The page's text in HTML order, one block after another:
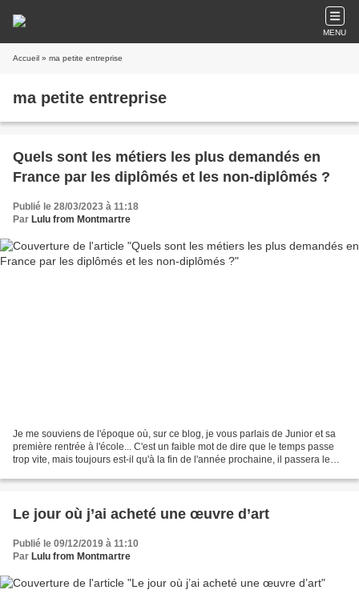
MENU
Accueil » ma petite entreprise
ma petite entreprise
Quels sont les métiers les plus demandés en
France par les diplômés et les non-diplômés ?
Publié le 28/03/2023 à 11:18
Par Lulu from Montmartre
Je me souviens de l'époque où, sur ce blog, je vous parlais de Junior et sa
première rentrée à l'école... C'est un faible mot de dire que le temps passe
trop vite, mais toujours est-il qu'à la fin de l'année prochaine, il passera le
Le jour où j’ai acheté une œuvre d’art
Publié le 09/12/2019 à 11:10
Par Lulu from Montmartre